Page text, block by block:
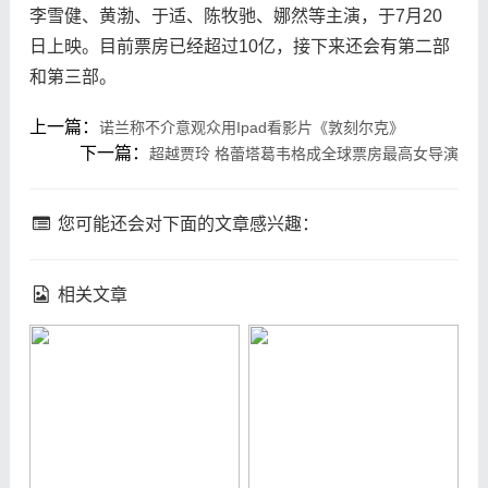
李雪健、黄渤、于适、陈牧驰、娜然等主演，于7月20
日上映。目前票房已经超过10亿，接下来还会有第二部
和第三部。
上一篇： 诺兰称不介意观众用Ipad看影片《敦刻尔克》
下一篇：超越贾玲 格蕾塔葛韦格成全球票房最高女导演
您可能还会对下面的文章感兴趣：
相关文章